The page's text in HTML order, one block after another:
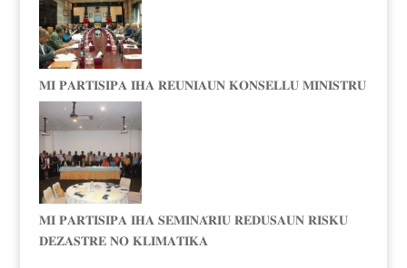
𝐌𝐈 𝐏𝐀𝐑𝐓𝐈𝐒𝐈𝐏𝐀 𝐈𝐇𝐀 𝐑𝐄𝐔𝐍𝐈𝐀𝐔𝐍 𝐊𝐎𝐍𝐒𝐄𝐋𝐋𝐔 𝐌𝐈𝐍𝐈𝐒𝐓𝐑𝐔
𝐌𝐈 𝐏𝐀𝐑𝐓𝐈𝐒𝐈𝐏𝐀 𝐈𝐇𝐀 𝐒𝐄𝐌𝐈𝐍𝐀́𝐑𝐈𝐔 𝐑𝐄𝐃𝐔𝐒𝐀𝐔𝐍 𝐑𝐈𝐒𝐊𝐔
𝐃𝐄𝐙𝐀𝐒𝐓𝐑𝐄 𝐍𝐎 𝐊𝐋𝐈𝐌𝐀𝐓𝐈𝐊𝐀